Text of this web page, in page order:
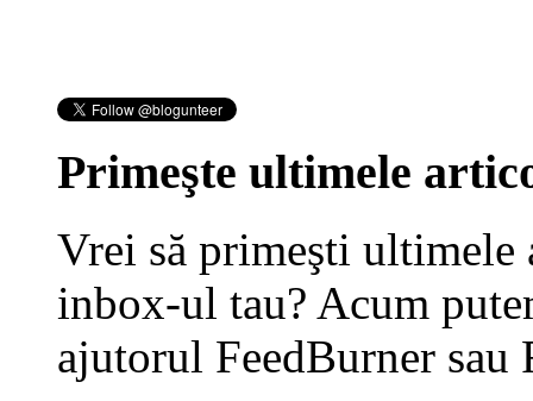
Primeşte ultimele
Vrei să primeşti
inbox-ul tau? Acum
ajutorul FeedBurner sau